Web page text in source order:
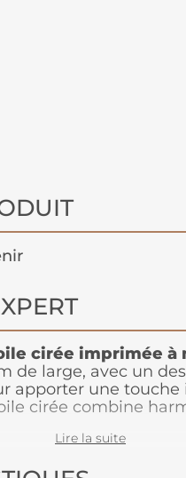
cirée imprimée à
de large, avec un
apporter une
cirée combine
chic. Imperméable et
Lire la suite